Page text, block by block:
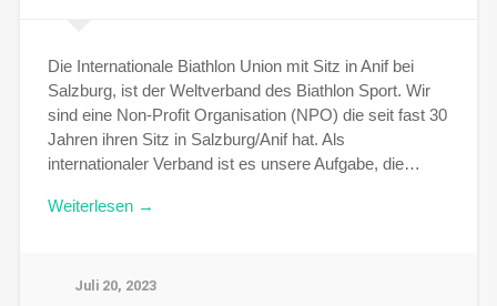
Die Internationale Biathlon Union mit Sitz in Anif bei
Salzburg, ist der Weltverband des Biathlon Sport. Wir
sind eine Non-Profit Organisation (NPO) die seit fast 30
Jahren ihren Sitz in Salzburg/Anif hat. Als
internationaler Verband ist es unsere Aufgabe, die…
Weiterlesen →
Juli 20, 2023